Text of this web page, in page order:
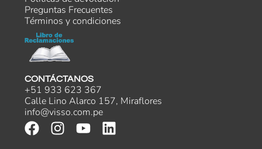
Preguntas Frecuentes
Términos y condiciones
CONTÁCTANOS
+51 933 623 367
Calle Lino Alarco 157, Miraflores
info@visso.com.pe